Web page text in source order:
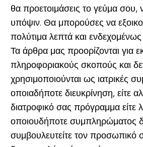
θα προετοιμάσεις το γεύμα σου,
υπόψιν. Θα μπορούσες να
πολύτιμα λεπτά και ενδεχομένως
Τα άρθρα μας προορίζονται για
πληροφοριακούς σκοπούς και
χρησιμοποιούνται ως ιατρικές
οποιαδήποτε διευκρίνηση, είτε
διατροφικό σας πρόγραμμα είτε
οποιουδήποτε συμπληρώματος
συμβουλευτείτε τον προσωπικό